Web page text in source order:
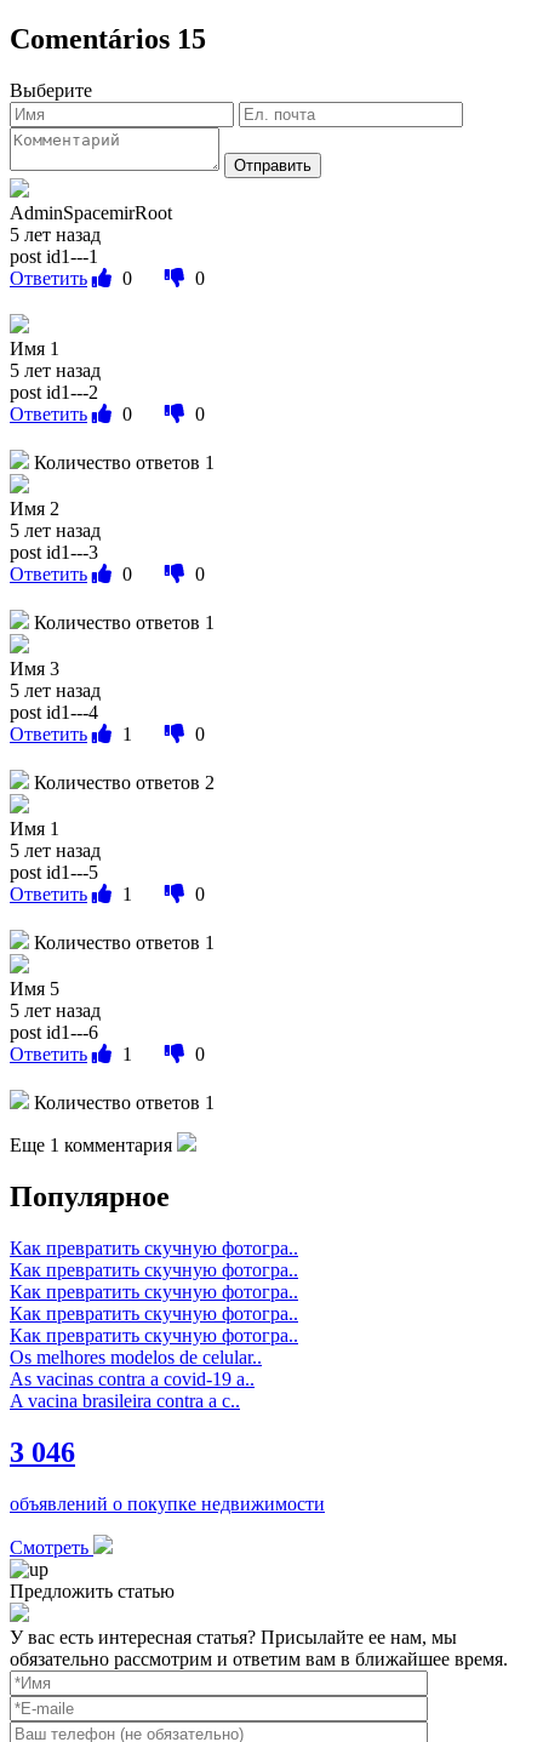
Comentários 15
Выберите
Отправить
AdminSpacemirRoot
5 лет назад
post id1---1
Ответить
0 0
Имя 1
5 лет назад
post id1---2
Ответить
0 0
Количество ответов 1
Имя 2
5 лет назад
post id1---3
Ответить
0 0
Количество ответов 1
Имя 3
5 лет назад
post id1---4
Ответить
1 0
Количество ответов 2
Имя 1
5 лет назад
post id1---5
Ответить
1 0
Количество ответов 1
Имя 5
5 лет назад
post id1---6
Ответить
1 0
Количество ответов 1
Еще 1 комментария
Популярное
Как превратить скучную фотогра..
Как превратить скучную фотогра..
Как превратить скучную фотогра..
Как превратить скучную фотогра..
Как превратить скучную фотогра..
Os melhores modelos de celular..
As vacinas contra a covid-19 a..
A vacina brasileira contra a c..
3 046
объявлений о покупке недвижимости
Смотреть
Предложить статью
У вас есть интересная статья? Присылайте ее нам, мы
обязательно рассмотрим и ответим вам в ближайшее время.